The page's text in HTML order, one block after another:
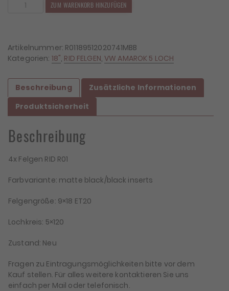
9x18
ET20
Menge
ZUM WARENKORB HINZUFÜGEN
Artikelnummer: R01189512020741MBB
Kategorien: 18", RID FELGEN,VW AMAROK 5 LOCH
Beschreibung
Zusätzliche Informationen
Produktsicherheit
Beschreibung
4x Felgen RID R01
Farbvariante: matte black/black inserts
Felgengröße: 9×18 ET20
Lochkreis: 5×120
Zustand: Neu
Fragen zu Eintragungsmöglichkeiten bitte vor dem
Kauf stellen. Für alles weitere kontaktieren Sie uns
einfach per Mail oder telefonisch.